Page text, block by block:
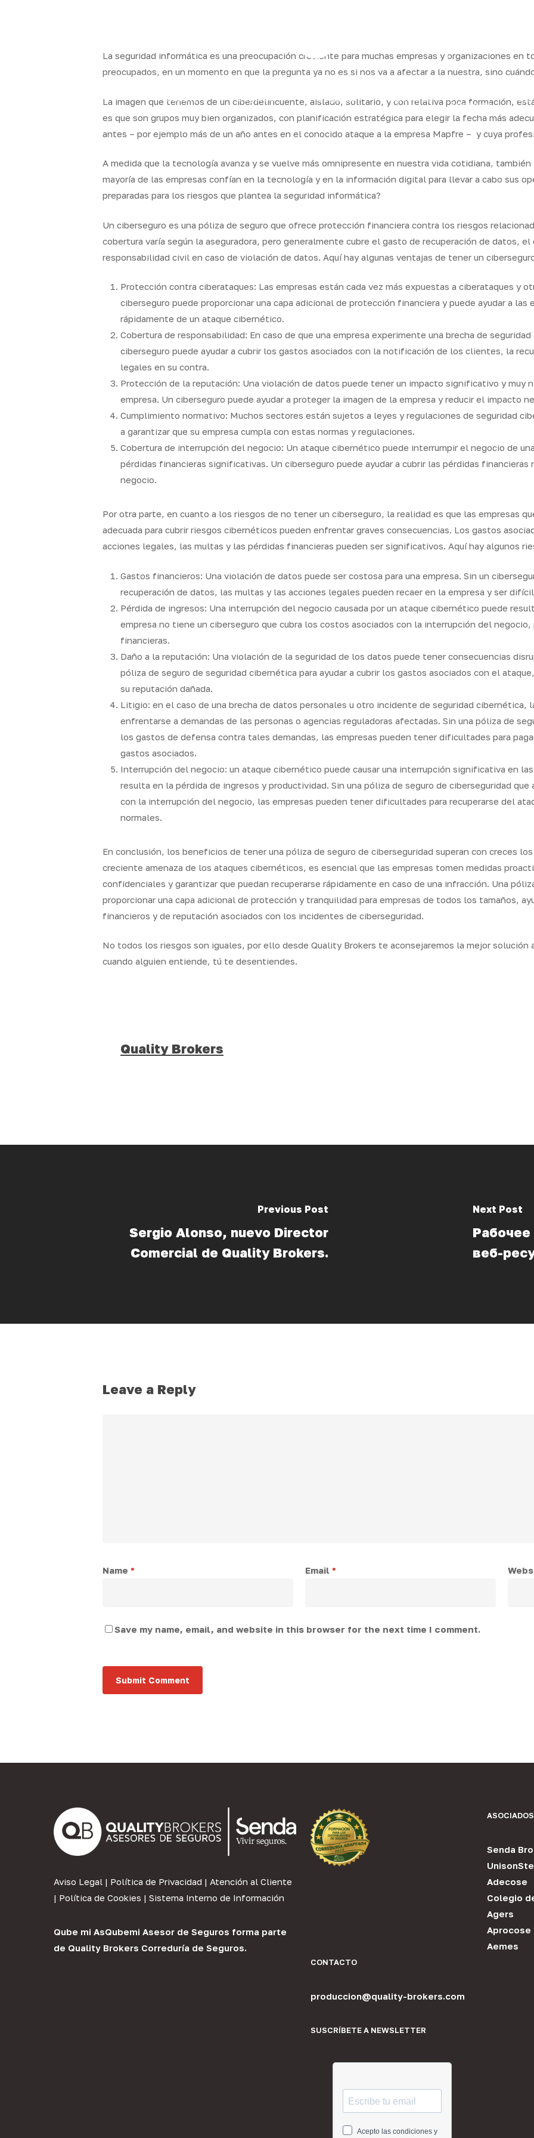
Quality
Seguros
Seguros
Calcula tu
Servicios
QB
La seguridad informática es una preocupación creciente para muchas empresas y organizaciones en
preocupados, en un momento en que la pregunta ya no es si nos va a afectar a la nuestra, sino
La imagen que tenemos de un ciberdelincuente, aislado, solitario, y con relativa poca formación,
es que son grupos muy bien organizados, con planificación estratégica para elegir la fecha más
antes – por ejemplo más de un año antes en el conocido ataque a la empresa Mapfre – y cuya
A medida que la tecnología avanza y se vuelve más omnipresente en nuestra vida cotidiana,
mayoría de las empresas confían en la tecnología y en la información digital para llevar a cabo sus
preparadas para los riesgos que plantea la seguridad informática?
Un ciberseguro es una póliza de seguro que ofrece protección financiera contra los riesgos
cobertura varía según la aseguradora, pero generalmente cubre el gasto de recuperación de datos,
responsabilidad civil en caso de violación de datos. Aquí hay algunas ventajas de tener un
Protección contra ciberataques: Las empresas están cada vez más expuestas a ciberataques y
ciberseguro puede proporcionar una capa adicional de protección financiera y puede ayudar a las
rápidamente de un ataque cibernético.
Cobertura de responsabilidad: En caso de que una empresa experimente una brecha de
ciberseguro puede ayudar a cubrir los gastos asociados con la notificación de los clientes, la
legales en su contra.
Protección de la reputación: Una violación de datos puede tener un impacto significativo y muy
empresa. Un ciberseguro puede ayudar a proteger la imagen de la empresa y reducir el impacto
Cumplimiento normativo: Muchos sectores están sujetos a leyes y regulaciones de seguridad
a garantizar que su empresa cumpla con estas normas y regulaciones.
Cobertura de interrupción del negocio: Un ataque cibernético puede interrumpir el negocio de
pérdidas financieras significativas. Un ciberseguro puede ayudar a cubrir las pérdidas
negocio.
Por otra parte, en cuanto a los riesgos de no tener un ciberseguro, la realidad es que las empresas
adecuada para cubrir riesgos cibernéticos pueden enfrentar graves consecuencias. Los gastos
acciones legales, las multas y las pérdidas financieras pueden ser significativos. Aquí hay algunos
Gastos financieros: Una violación de datos puede ser costosa para una empresa. Sin un
recuperación de datos, las multas y las acciones legales pueden recaer en la empresa y ser
Pérdida de ingresos: Una interrupción del negocio causada por un ataque cibernético puede
empresa no tiene un ciberseguro que cubra los costos asociados con la interrupción del
financieras.
Daño a la reputación: Una violación de la seguridad de los datos puede tener consecuencias
póliza de seguro de seguridad cibernética para ayudar a cubrir los gastos asociados con el
su reputación dañada.
Litigio: en el caso de una brecha de datos personales u otro incidente de seguridad cibernética,
enfrentarse a demandas de las personas o agencias reguladoras afectadas. Sin una póliza de
los gastos de defensa contra tales demandas, las empresas pueden tener dificultades para
gastos asociados.
Interrupción del negocio: un ataque cibernético puede causar una interrupción significativa en
resulta en la pérdida de ingresos y productividad. Sin una póliza de seguro de ciberseguridad que
con la interrupción del negocio, las empresas pueden tener dificultades para recuperarse del
normales.
En conclusión, los beneficios de tener una póliza de seguro de ciberseguridad superan con creces
creciente amenaza de los ataques cibernéticos, es esencial que las empresas tomen medidas
confidenciales y garantizar que puedan recuperarse rápidamente en caso de una infracción. Una
proporcionar una capa adicional de protección y tranquilidad para empresas de todos los tamaños,
financieros y de reputación asociados con los incidentes de ciberseguridad.
No todos los riesgos son iguales, por ello desde Quality Brokers te aconsejaremos la mejor solución
cuando alguien entiende, tú te desentiendes.
Quality Brokers
Previous Post
Sergio Alonso, nuevo Director
Comercial de Quality Brokers.
Next Post
Рабочее
веб-
Leave a Reply
Name * Email *
Save my name, email, and website in this browser for the next time I comment.
Aviso Legal | Política de Privacidad | Atención al Cliente
| Política de Cookies | Sistema Interno de Información
Qube mi AsQubemi Asesor de Seguros forma parte
de Quality Brokers Correduría de Seguros.
Senda
Adecose
Colegio
Agers
Aprocose
Aemes
CONTACTO
produccion@quality-brokers.com
SUSCRÍBETE A NEWSLETTER